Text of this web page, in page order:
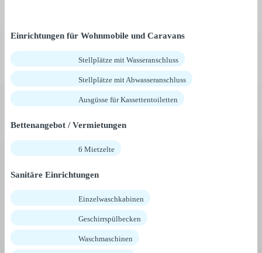
Einrichtungen für Wohnmobile und Caravans
Stellplätze mit Wasseranschluss
Stellplätze mit Abwasseranschluss
Ausgüsse für Kassettentoiletten
Bettenangebot / Vermietungen
6 Mietzelte
Sanitäre Einrichtungen
Einzelwaschkabinen
Geschirrspülbecken
Waschmaschinen